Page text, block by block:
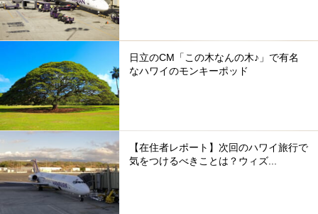
日立のCM「この木なんの木♪」で有名
なハワイのモンキーポッド
【在住者レポート】次回のハワイ旅行で
気をつけるべきことは？ウィズ...